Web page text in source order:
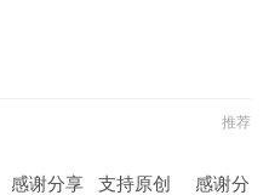
推荐
感谢分享 支持原创 感谢分